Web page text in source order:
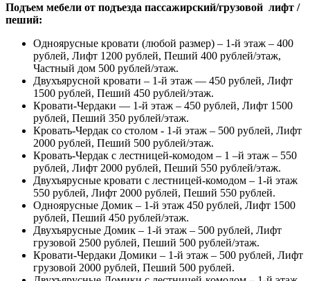
Подъем мебели от подъезда пассажирский/грузовой лифт /
пеший:
Одноярусные кровати (любой размер) – 1-й этаж – 400
рублей, Лифт 1200 рублей, Пеший 400 рублей/этаж,
Частный дом 500 рублей/этаж.
Двухъярусной кровати – 1-й этаж — 450 рублей, Лифт
1500 рублей, Пеший 450 рублей/этаж.
Кровати-Чердаки — 1-й этаж – 450 рублей, Лифт 1500
рублей, Пеший 350 рублей/этаж.
Кровать-Чердак со столом - 1-й этаж – 500 рублей, Лифт
2000 рублей, Пеший 500 рублей/этаж.
Кровать-Чердак с лестницей-комодом – 1 –й этаж – 550
рублей, Лифт 2000 рублей, Пеший 550 рублей/этаж.
Двухъярусные кровати с лестницей-комодом – 1-й этаж
550 рублей, Лифт 2000 рублей, Пеший 550 рублей.
Одноярусные Домик – 1-й этаж 450 рублей, Лифт 1500
рублей, Пеший 450 рублей/этаж.
Двухъярусные Домик – 1-й этаж – 500 рублей, Лифт
грузовой 2500 рублей, Пеший 500 рублей/этаж.
Кровати-Чердаки Домики – 1-й этаж – 500 рублей, Лифт
грузовой 2000 рублей, Пеший 500 рублей.